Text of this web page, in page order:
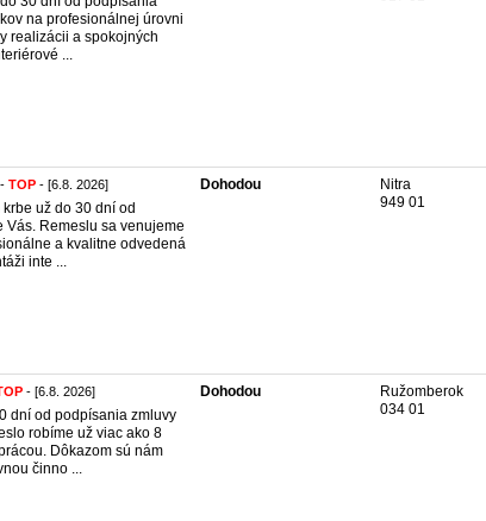
na profesionálnej úrovni
realizácii a spokojných
...
- TOP - [6.8. 2026]
už do 30 dní od
Vás. Remeslu sa venujeme
a kvalitne odvedená
inte ...
Dohodou
Nitra
949 01
- [6.8. 2026]
dní od podpísania zmluvy
robíme už viac ako 8
Dôkazom sú nám
činno ...
Dohodou
Ružomberok
034 01